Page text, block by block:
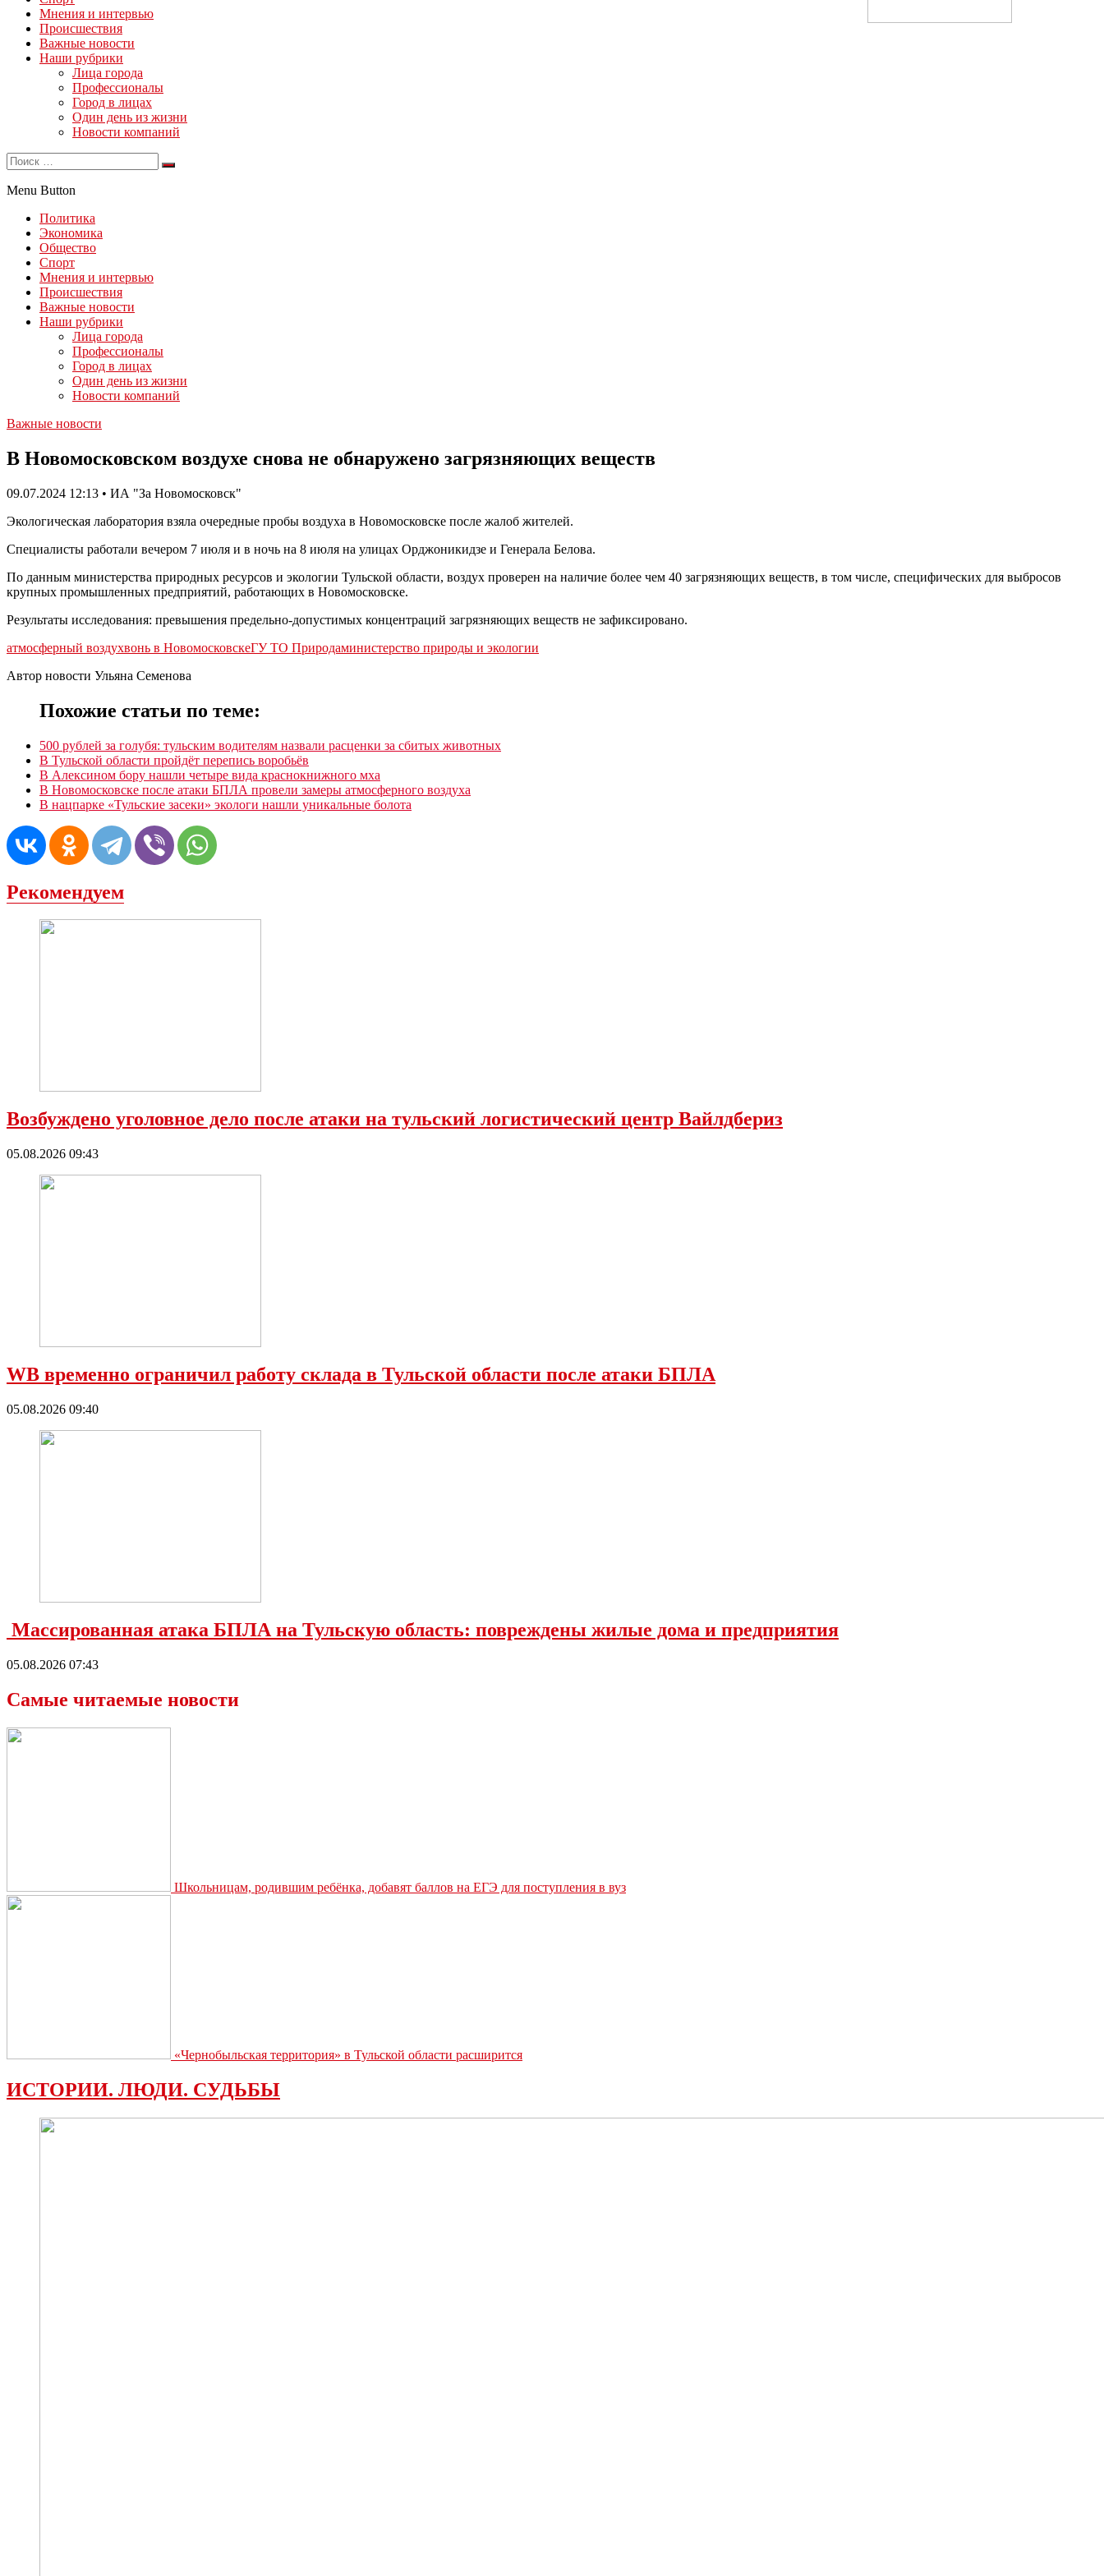
Мнения и интервью
Происшествия
Важные новости
Наши рубрики
Лица города
Профессионалы
Город в лицах
Один день из жизни
Новости компаний
Menu Button
Политика
Экономика
Общество
Спорт
Мнения и интервью
Происшествия
Важные новости
Наши рубрики
Лица города
Профессионалы
Город в лицах
Один день из жизни
Новости компаний
Важные новости
В Новомосковском воздухе снова не обнаружено загрязняющих веществ
09.07.2024 12:13 • ИА "За Новомосковск"
Экологическая лаборатория взяла очередные пробы воздуха в Новомосковске после жалоб жителей.
Специалисты работали вечером 7 июля и в ночь на 8 июля на улицах Орджоникидзе и Генерала Белова.
По данным министерства природных ресурсов и экологии Тульской области, воздух проверен на наличие более чем 40 загрязняющих веществ, в том числе, специфических для выбросов
крупных промышленных предприятий, работающих в Новомосковске.
Результаты исследования: превышения предельно-допустимых концентраций загрязняющих веществ не зафиксировано.
атмосферный воздухвонь в НовомосковскеГУ ТО Природаминистерство природы и экологии
Автор новости Ульяна Семенова
Похожие статьи по теме:
500 рублей за голубя: тульским водителям назвали расценки за сбитых животных
В Тульской области пройдёт перепись воробьёв
В Алексином бору нашли четыре вида краснокнижного мха
В Новомосковске после атаки БПЛА провели замеры атмосферного воздуха
В нацпарке «Тульские засеки» экологи нашли уникальные болота
Рекомендуем
Возбуждено уголовное дело после атаки на тульский логистический центр Вайлдбериз
05.08.2026 09:43
WB временно ограничил работу склада в Тульской области после атаки БПЛА
05.08.2026 09:40
Массированная атака БПЛА на Тульскую область: повреждены жилые дома и предприятия
05.08.2026 07:43
Самые читаемые новости
Школьницам, родившим ребёнка, добавят баллов на ЕГЭ для поступления в вуз
«Чернобыльская территория» в Тульской области расширится
ИСТОРИИ. ЛЮДИ. СУДЬБЫ